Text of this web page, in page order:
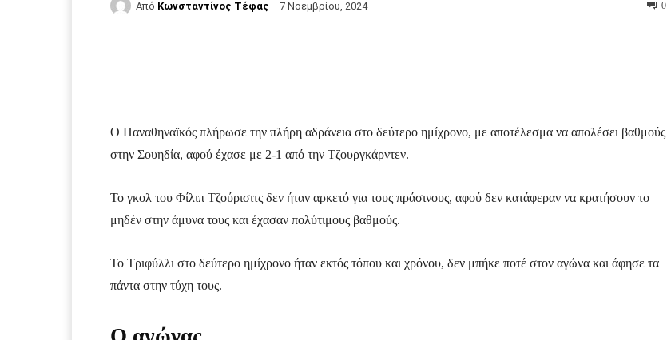
Από Κωνσταντίνος Τέφας 7 Νοεμβρίου, 2024 0
Ο Παναθηναϊκός πλήρωσε την πλήρη αδράνεια στο δεύτερο ημίχρονο, με αποτέλεσμα να απολέσει βαθμούς
στην Σουηδία, αφού έχασε με 2-1 από την Τζουργκάρντεν.
Το γκολ του Φίλιπ Τζούρισιτς δεν ήταν αρκετό για τους πράσινους, αφού δεν κατάφεραν να κρατήσουν το
μηδέν στην άμυνα τους και έχασαν πολύτιμους βαθμούς.
Το Τριφύλλι στο δεύτερο ημίχρονο ήταν εκτός τόπου και χρόνου, δεν μπήκε ποτέ στον αγώνα και άφησε τα
πάντα στην τύχη τους.